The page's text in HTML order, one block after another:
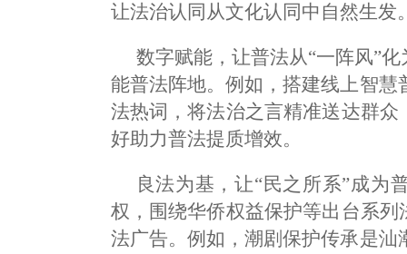
让法治认同从文化认同中自然生发
数字赋能，让普法从“一阵风”
能普法阵地。例如，搭建线上智
法热词，将法治之言精准送达群
好助力普法提质增效。
良法为基，让“民之所系”成为
权，围绕华侨权益保护等出台系
法广告。例如，潮剧保护传承是